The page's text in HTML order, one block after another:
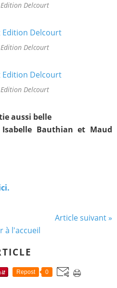
Delcourt
Delcourt
Delcourt
aussi belle
Bauthian et Maud
Article suivant »
à l'accueil
Repost 0